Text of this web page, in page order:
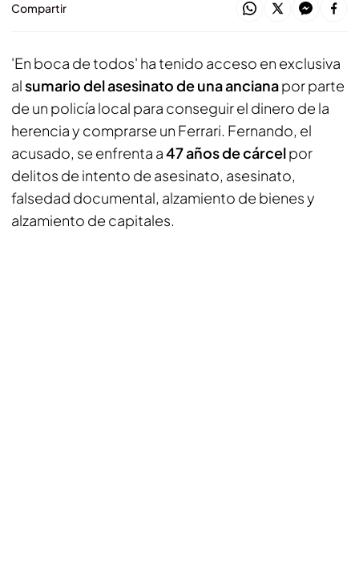
Compartir
'En boca de todos' ha tenido acceso en exclusiva
alsumario del asesinato de una ancianapor parte
de un policía local para conseguir el dinero de la
herencia y comprarse un Ferrari. Fernando, el
acusado, se enfrenta a47 años de cárcelpor
delitos de intento de asesinato, asesinato,
falsedad documental, alzamiento de bienes y
alzamiento de capitales.